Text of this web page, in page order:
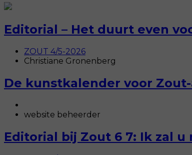
Editorial – Het duurt even
ZOUT 4/5-2026
Christiane Gronenberg
De kunstkalender voor
website beheerder
Editorial bij Zout 6 7: Ik zal